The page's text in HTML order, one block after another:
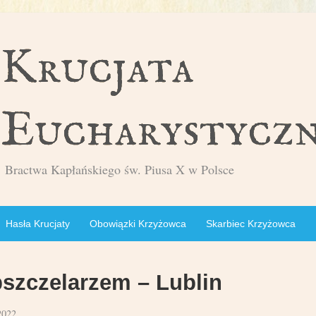
Bractwa Kapłańskiego św. Piusa X w Polsce
Hasła Krucjaty Obowiązki Krzyżowca Skarbiec Krzyżowca
– Lublin